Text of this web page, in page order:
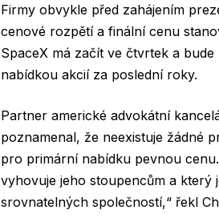
Firmy obvykle před zahájením
cenové rozpětí a finální cenu
SpaceX má začít ve čtvrtek a
nabídkou akcií za poslední roky.
Partner americké advokátní
poznamenal, že neexistuje žádné
pro primární nabídku pevnou
vyhovuje jeho stoupencům a
srovnatelných společností,“ řekl